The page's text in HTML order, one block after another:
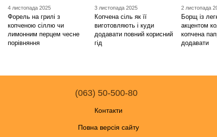
4 листопада 2025
Форель на грилі з
копченою сіллю чи
лимонним перцем чесне
порівняння
3 листопада 2025
Копчена сіль як її
виготовляють і куди
додавати повний корисний
гід
2 листопада
Борщ із
акцентом
копчена
додавати
(063) 50-500-80
Контакти
Повна версія сайту